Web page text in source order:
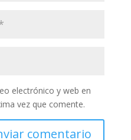
electrónico y web en
vez que comente.